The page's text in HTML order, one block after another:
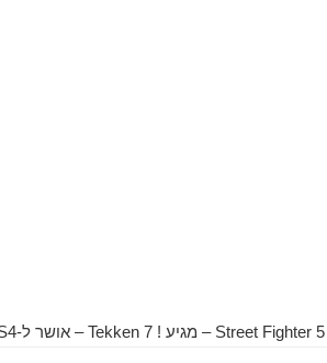
Street Fighter 5 – מגיע ! Tekken 7 – אושר ל-PS4 !